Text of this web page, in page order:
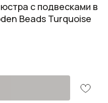
с подвесками в
Beads Turquoise